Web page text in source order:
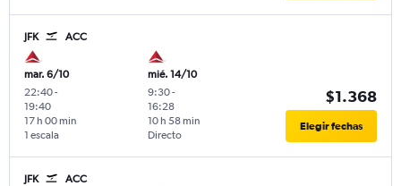
JFK ACC
mar. 6/10
22:40-
19:40
1 escala
17 h 00 min
mié. 14/10
9:30-
16:28
Directo
10 h 58 min
$1.368
Elegir fechas
JFK ACC